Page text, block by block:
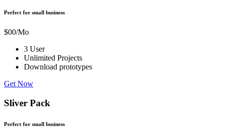
Perfect for small business
$00/Mo
3 User
Unlimited Projects
Download prototypes
Get Now
Sliver Pack
Perfect for small business